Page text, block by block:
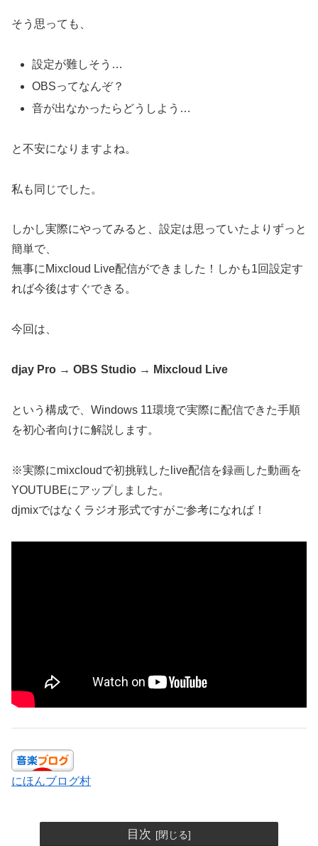
そう思っても、
設定が難しそう…
OBSってなんぞ？
音が出なかったらどうしよう…
と不安になりますよね。
私も同じでした。
しかし実際にやってみると、設定は思っていたよりずっと
簡単で、
無事にMixcloud Live配信ができました！しかも1回設定す
れば今後はすぐできる。
今回は、
djay Pro → OBS Studio → Mixcloud Live
という構成で、Windows 11環境で実際に配信できた手順
を初心者向けに解説します。
※実際にmixcloudで初挑戦したlive配信を録画した動画を
YOUTUBEにアップしました。
djmixではなくラジオ形式ですがご参考になれば！
にほんブログ村
目次